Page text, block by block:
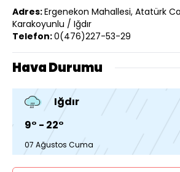
Adres:Ergenekon Mahallesi, Atatürk
Karakoyunlu / Iğdır
Telefon:0(476)227-53-29
Hava Durumu
Iğdır
9° - 22°
07 Ağustos Cuma